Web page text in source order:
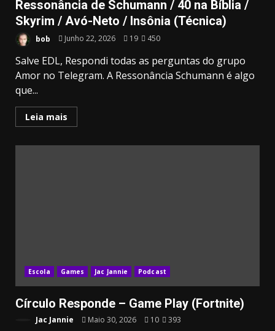
Ressonância de Schumann / 40 na Bíblia /
Skyrim / Avó-Neto / Insônia (Técnica)
bob Junho 22, 2026 19 450
Salve EDL, Respondi todas as perguntas do grupo
Amor no Telegram. A Ressonância Schumann é algo
que...
Leia mais
Escola Games Jac Jannie Podcast
Círculo Responde – Game Play (Fortnite)
Jac Jannie Maio 30, 2026 10 393